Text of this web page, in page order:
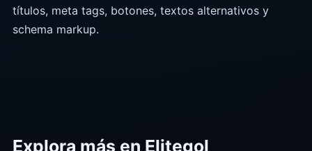
títulos, meta tags, botones, textos alternativos y
schema markup.
Explora más en Elitegol